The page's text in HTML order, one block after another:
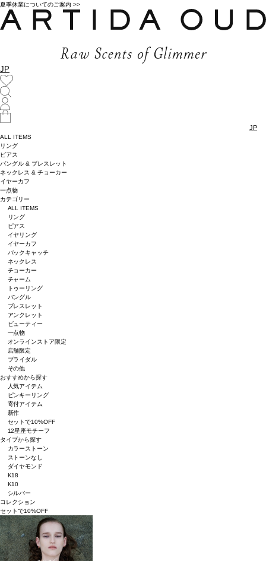
夏季休業についてのご案内 >>
JP
JP
ALL ITEMS
リング
ピアス
バングル & ブレスレット
ネックレス & チョーカー
イヤーカフ
一点物
カテゴリー
ALL ITEMS
リング
ピアス
イヤリング
イヤーカフ
バックキャッチ
ネックレス
チョーカー
チャーム
トゥーリング
バングル
ブレスレット
アンクレット
ビューティー
一点物
オンラインストア限定
店舗限定
ブライダル
その他
おすすめから探す
人気アイテム
ピンキーリング
寄付アイテム
新作
セットで10%OFF
12星座モチーフ
タイプから探す
カラーストーン
ストーンなし
ダイヤモンド
K18
K10
シルバー
コレクション
セットで10%OFF